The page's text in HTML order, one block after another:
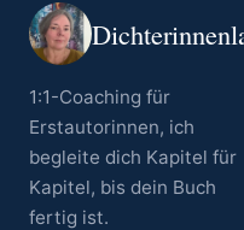
1:1-Coaching für
Erstautorinnen, ich
begleite dich Kapitel für
Kapitel, bis dein Buch
fertig ist.